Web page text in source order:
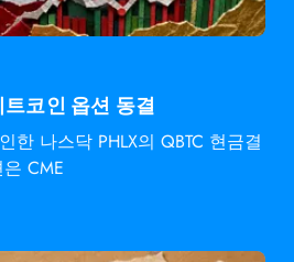
트코인 옵션 동결
한 나스닥 PHLX의 QBTC 현금결
CME